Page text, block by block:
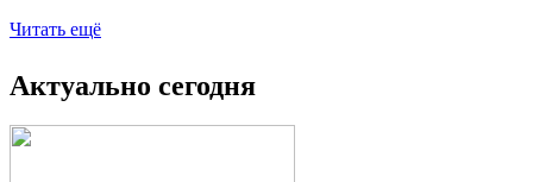
Читать ещё
Актуально сегодня